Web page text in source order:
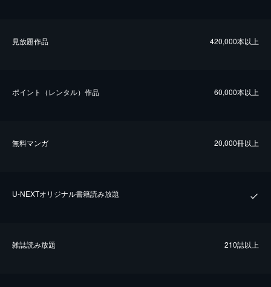
⾒放題作品 420,000本以上
ポイント（レンタル）作品 60,000本以上
無料マンガ 20,000冊以上
U-NEXTオリジナル書籍読み放題
雑誌読み放題 210誌以上